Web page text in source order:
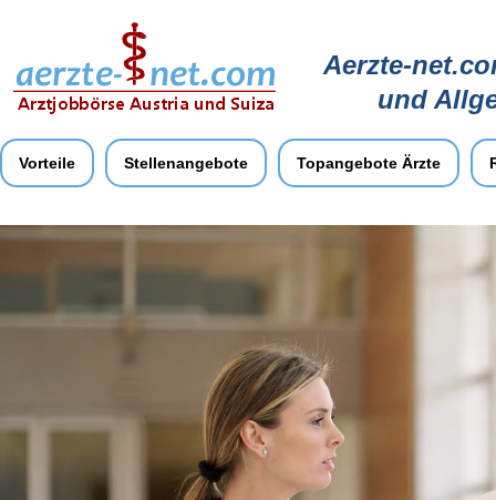
Aerzte-
und
Vorteile Stellenangebote Topangebote Ärzte